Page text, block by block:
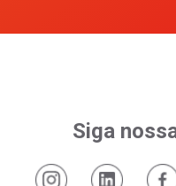
Siga